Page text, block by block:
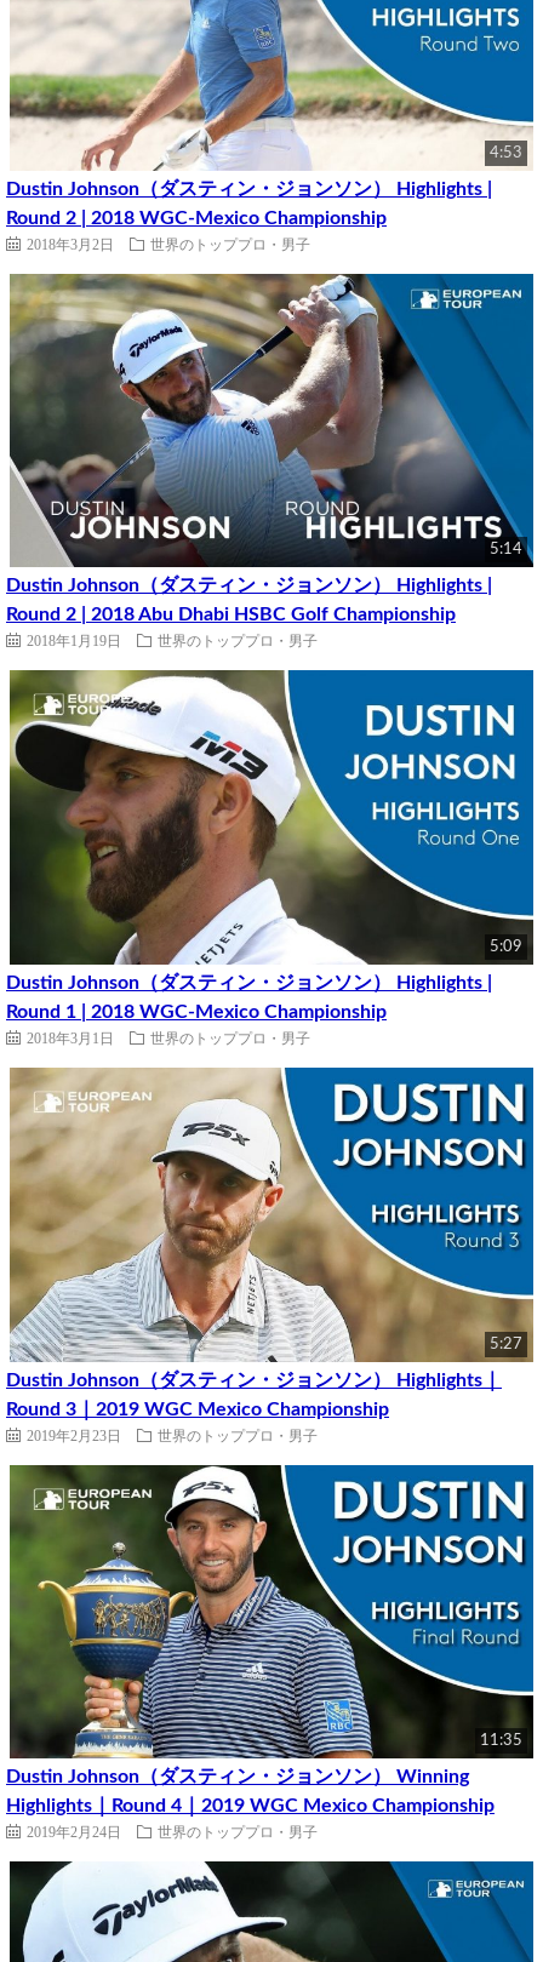
4:53
Dustin Johnson（ダスティン・ジョンソン） Highlights |
Round 2 | 2018 WGC-Mexico Championship
2018年3月2日 世界のトッププロ・男子
5:14
Dustin Johnson（ダスティン・ジョンソン） Highlights |
Round 2 | 2018 Abu Dhabi HSBC Golf Championship
2018年1月19日 世界のトッププロ・男子
5:09
Dustin Johnson（ダスティン・ジョンソン） Highlights |
Round 1 | 2018 WGC-Mexico Championship
2018年3月1日 世界のトッププロ・男子
5:27
Dustin Johnson（ダスティン・ジョンソン） Highlights｜
Round 3｜2019 WGC Mexico Championship
2019年2月23日 世界のトッププロ・男子
11:35
Dustin Johnson（ダスティン・ジョンソン） Winning
Highlights｜Round 4｜2019 WGC Mexico Championship
2019年2月24日 世界のトッププロ・男子